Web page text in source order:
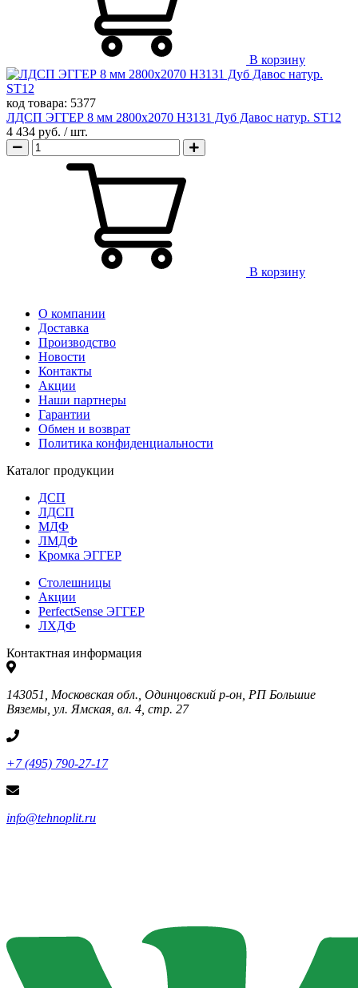
В корзину
код товара: 5377
ЛДСП ЭГГЕР 8 мм 2800х2070 H3131 Дуб Давос натур. ST12
4 434 руб. / шт.
В корзину
О компании
Доставка
Производство
Новости
Контакты
Акции
Наши партнеры
Гарантии
Обмен и возврат
Политика конфиденциальности
Каталог продукции
ДСП
ЛДСП
МДФ
ЛМДФ
Кромка ЭГГЕР
Столешницы
Акции
PerfectSense ЭГГЕР
ЛХДФ
Контактная информация
143051, Московская обл., Одинцовский р-он, РП Большие
Вяземы, ул. Ямская, вл. 4, стр. 27
+7 (495) 790-27-17
info@tehnoplit.ru